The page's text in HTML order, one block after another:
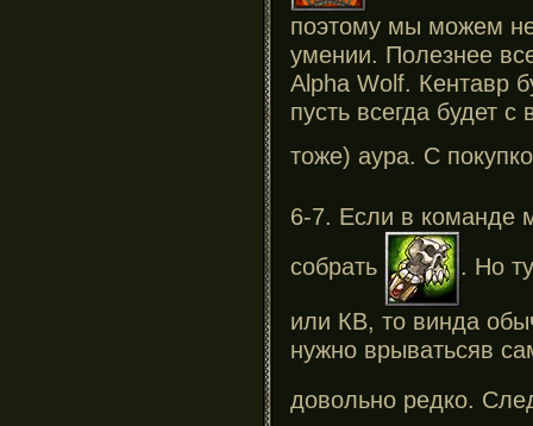
поэтому мы можем
умении. Полезнее
Alpha Wolf. Кентавр
пусть всегда будет
тоже) аура. С
6-7. Если в команде
собрать
. Но
или КВ, то винда
нужно врыватьсяв
довольно редко.